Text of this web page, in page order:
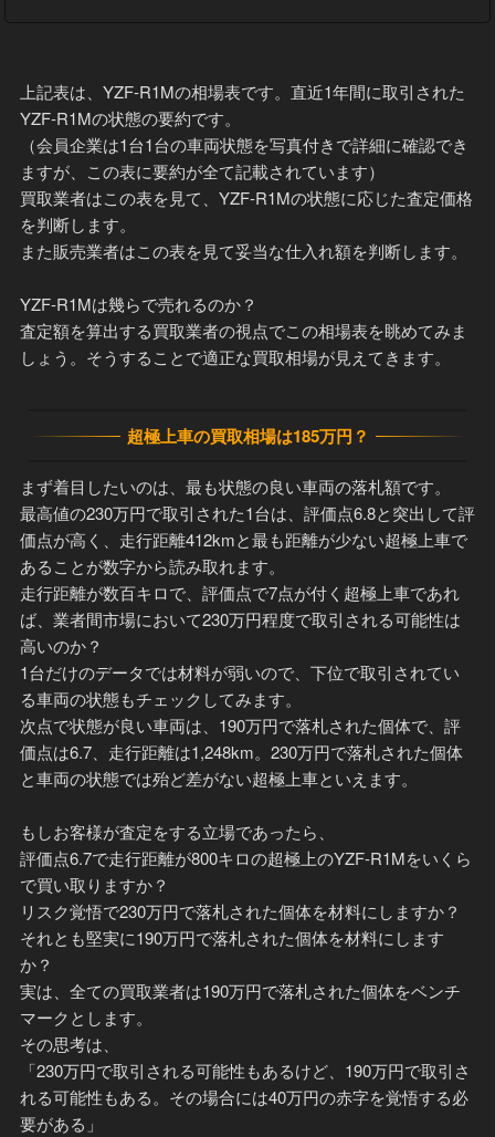
上記表は、YZF-R1Mの相場表です。直近1年間に取引された
YZF-R1Mの状態の要約です。
（会員企業は1台1台の車両状態を写真付きで詳細に確認でき
ますが、この表に要約が全て記載されています）
買取業者はこの表を見て、YZF-R1Mの状態に応じた査定価格
を判断します。
また販売業者はこの表を見て妥当な仕入れ額を判断します。
YZF-R1Mは幾らで売れるのか？
査定額を算出する買取業者の視点でこの相場表を眺めてみま
しょう。そうすることで適正な買取相場が見えてきます。
超極上車の買取相場は185万円？
まず着目したいのは、最も状態の良い車両の落札額です。
最高値の230万円で取引された1台は、評価点6.8と突出して評
価点が高く、走行距離412kmと最も距離が少ない超極上車で
あることが数字から読み取れます。
走行距離が数百キロで、評価点で7点が付く超極上車であれ
ば、業者間市場において230万円程度で取引される可能性は
高いのか？
1台だけのデータでは材料が弱いので、下位で取引されてい
る車両の状態もチェックしてみます。
次点で状態が良い車両は、190万円で落札された個体で、評
価点は6.7、走行距離は1,248km。230万円で落札された個体
と車両の状態では殆ど差がない超極上車といえます。
もしお客様が査定をする立場であったら、
評価点6.7で走行距離が800キロの超極上のYZF-R1Mをいくら
で買い取りますか？
リスク覚悟で230万円で落札された個体を材料にしますか？
それとも堅実に190万円で落札された個体を材料にします
か？
実は、全ての買取業者は190万円で落札された個体をベンチ
マークとします。
その思考は、
「230万円で取引される可能性もあるけど、190万円で取引さ
れる可能性もある。その場合には40万円の赤字を覚悟する必
要がある」